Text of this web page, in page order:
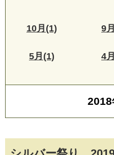
10月(1) 9
5月(1) 4
2018